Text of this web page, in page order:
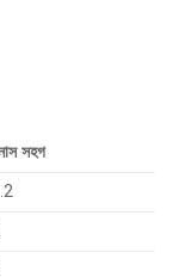
সহগ